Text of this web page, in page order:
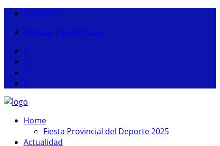
Contacto
Ingresar / Registrarse
Home
Fiesta Provincial del Deporte 2025
Actualidad